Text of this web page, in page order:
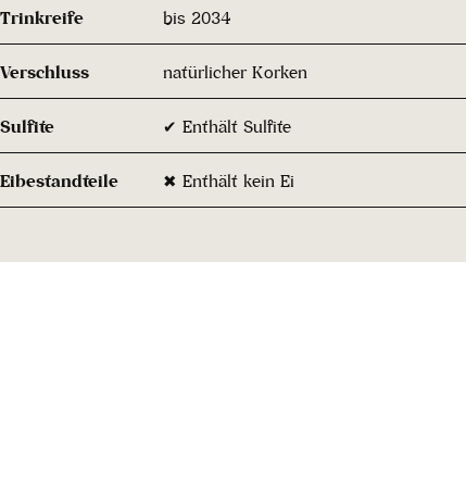
Trinkreife bis 2034
Verschluss natürlicher Korken
Sulfite ✔ Enthält Sulfite
Eibestandteile ✖ Enthält kein Ei